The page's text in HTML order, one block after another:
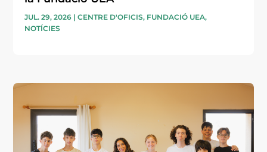
JUL. 29, 2026 |CENTRE D'OFICIS, FUNDACIÓ UEA,
NOTÍCIES